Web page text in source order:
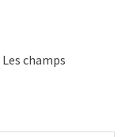
Les champs